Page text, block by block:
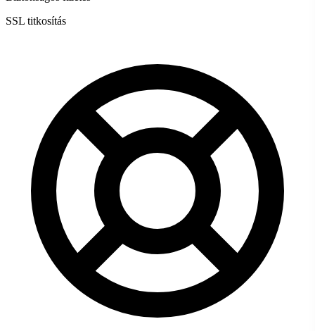
SSL titkosítás